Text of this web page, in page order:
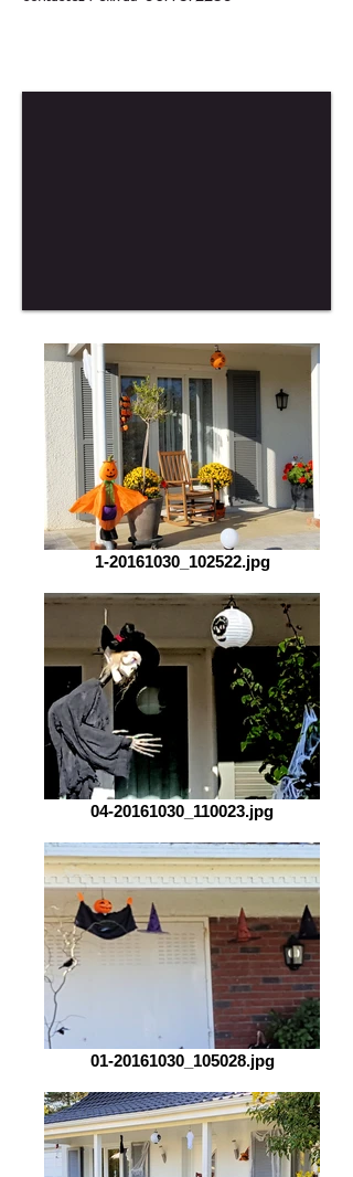
1-20161030_102522.jpg
04-20161030_110023.jpg
01-20161030_105028.jpg